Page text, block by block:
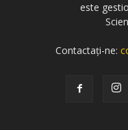
este
Contactați-ne: